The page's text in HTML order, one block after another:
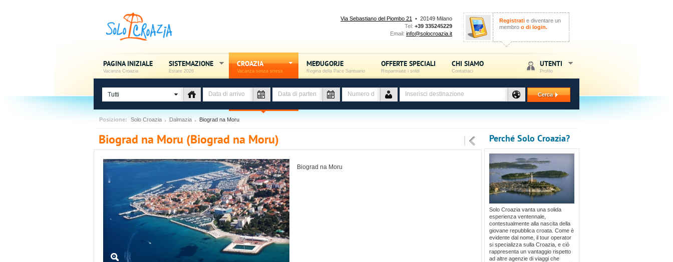
Via Sebastiano del Piombo 21
• 20149 Milano
Tel: +39 335245229
Email: info@solocroazia.it
Registrati e diventare un
membro o di login.
PAGINA INIZIALE
Vacanza Croazia
SISTEMAZIONE
Estate 2026
CROAZIA
Vacanza senza stress
MEĐUGORJE
Regina della Pace Santuario
OFFERTE SPECIALI
Risparmiate i soldi
CHI SIAMO
Contattaci
UTENTI
Profilo
Tutti Cerca
Posizione: Solo Croazia Dalmazia Biograd na Moru
Biograd na Moru (Biograd na Moru)
Biograd na Moru
Perché Solo Croazia?
Solo Croazia vanta una solida
esperienza ventennale,
contestualmente alla nascita della
giovane repubblica croata. Come è
evidente dal nome, il tour operator
si specializza sulla Croazia, e ciò
rappresenta un vantaggio rispetto
ad altre agenzie di viaggi che